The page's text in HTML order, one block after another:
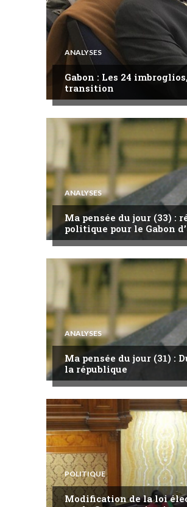
ANALYSES
Gabon : Les 24
transition
ANALYSES
Ma pensée du jour (33)
politique pour le Gabon
ANALYSES
Ma pensée du jour (31) :
la république
POLITIQUE
Modification de la loi